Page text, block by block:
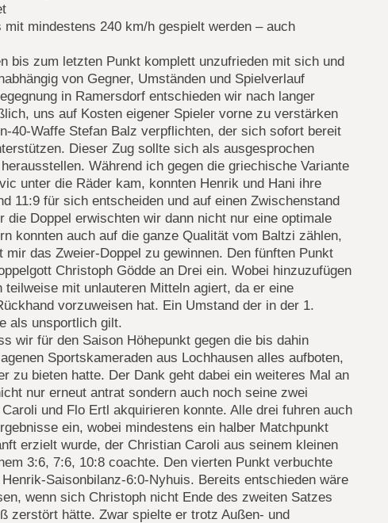
mindestens 240 km/h gespielt werden – auch
bis zum letzten Punkt komplett unzufrieden mit sich und
von Gegner, Umständen und Spielverlauf
in Ramersdorf entschieden wir nach langer
uns auf Kosten eigener Spieler vorne zu verstärken
40-Waffe Stefan Balz verpflichten, der sich sofort bereit
Dieser Zug sollte sich als ausgesprochen
Während ich gegen die griechische Variante
unter die Räder kam, konnten Henrik und Hani ihre
11:9 für sich entscheiden und auf einen Zwischenstand
die Doppel erwischten wir dann nicht nur eine optimale
konnten auch auf die ganze Qualität vom Baltzi zählen,
mir das Zweier-Doppel zu gewinnen. Den fünften Punkt
Christoph Gödde an Drei ein. Wobei hinzuzufügen
teilweise mit unlauteren Mitteln agiert, da er eine
vorzuweisen hat. Ein Umstand der in der 1.
als unsportlich gilt.
wir für den Saison Höhepunkt gegen die bis dahin
Sportskameraden aus Lochhausen alles aufboten,
zu bieten hatte. Der Dank geht dabei ein weiteres Mal an
nur erneut antrat sondern auch noch seine zwei
und Flo Ertl akquirieren konnte. Alle drei fuhren auch
ein, wobei mindestens ein halber Matchpunkt
erzielt wurde, der Christian Caroli aus seinem kleinen
3:6, 7:6, 10:8 coachte. Den vierten Punkt verbuchte
Saisonbilanz-6:0-Nyhuis. Bereits entschieden wäre
wenn sich Christoph nicht Ende des zweiten Satzes
zerstört hätte. Zwar spielte er trotz Außen- und